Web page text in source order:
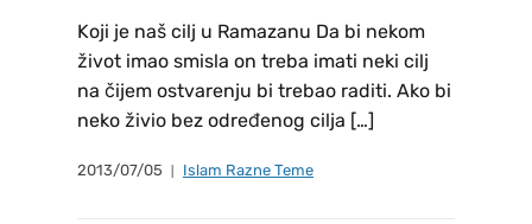
Koji je naš cilj u Ramazanu Da bi nekom
život imao smisla on treba imati neki cilj
na čijem ostvarenju bi trebao raditi. Ako bi
neko živio bez određenog cilja […]
2013/07/05 Islam Razne Teme